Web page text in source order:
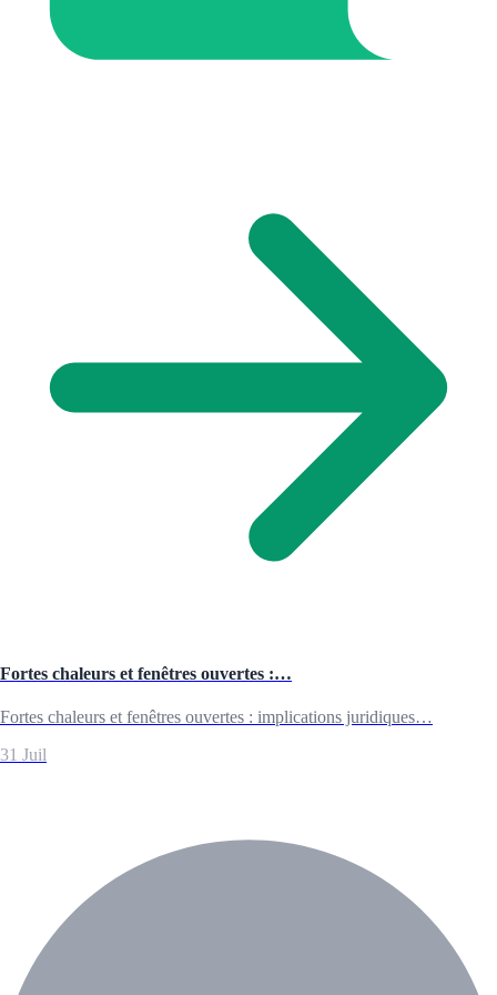
Fortes chaleurs et fenêtres ouvertes :…
Fortes chaleurs et fenêtres ouvertes : implications juridiques…
31 Juil